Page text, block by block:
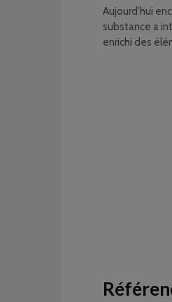
Aujourd’hui
substance a
enrichi des